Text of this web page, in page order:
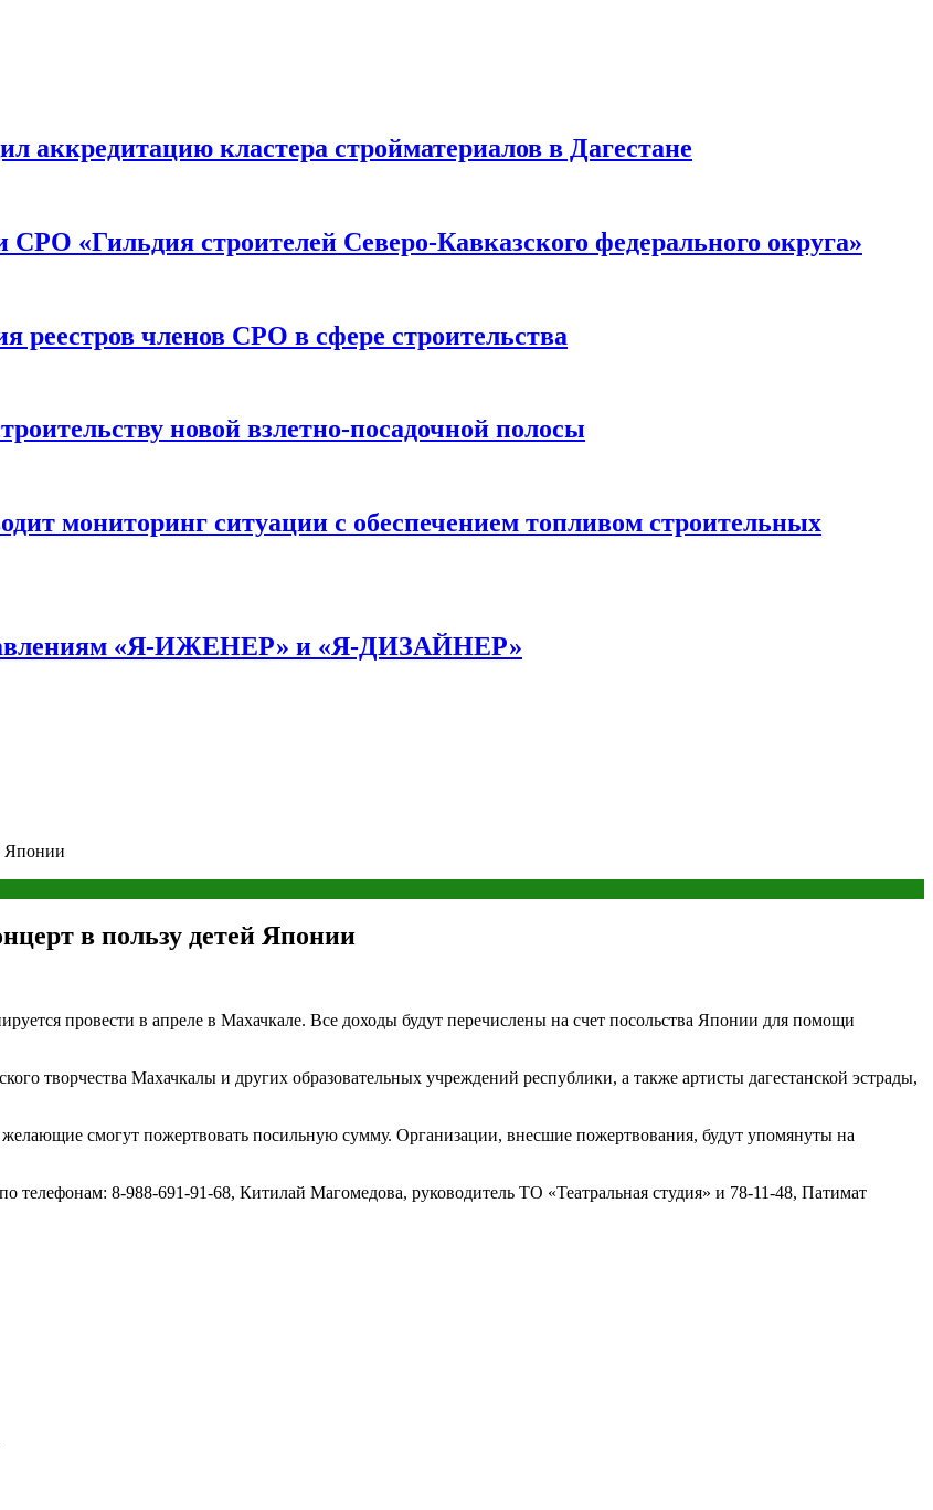
аккредитацию кластера стройматериалов в Дагестане
СРО «Гильдия строителей Северо-Кавказского федерального округа»
реестров членов СРО в сфере строительства
новой взлетно-посадочной полосы
мониторинг ситуации с обеспечением топливом строительных
«Я-ИЖЕНЕР» и «Я-ДИЗАЙНЕР»
Японии
в пользу детей Японии
провести в апреле в Махачкале. Все доходы будут перечислены на счет посольства Японии для помощи
творчества Махачкалы и других образовательных учреждений республики, а также артисты дагестанской эстрады,
желающие смогут пожертвовать посильную сумму. Организации, внесшие пожертвования, будут упомянуты на
телефонам: 8-988-691-91-68, Китилай Магомедова, руководитель ТО «Театральная студия» и 78-11-48, Патимат